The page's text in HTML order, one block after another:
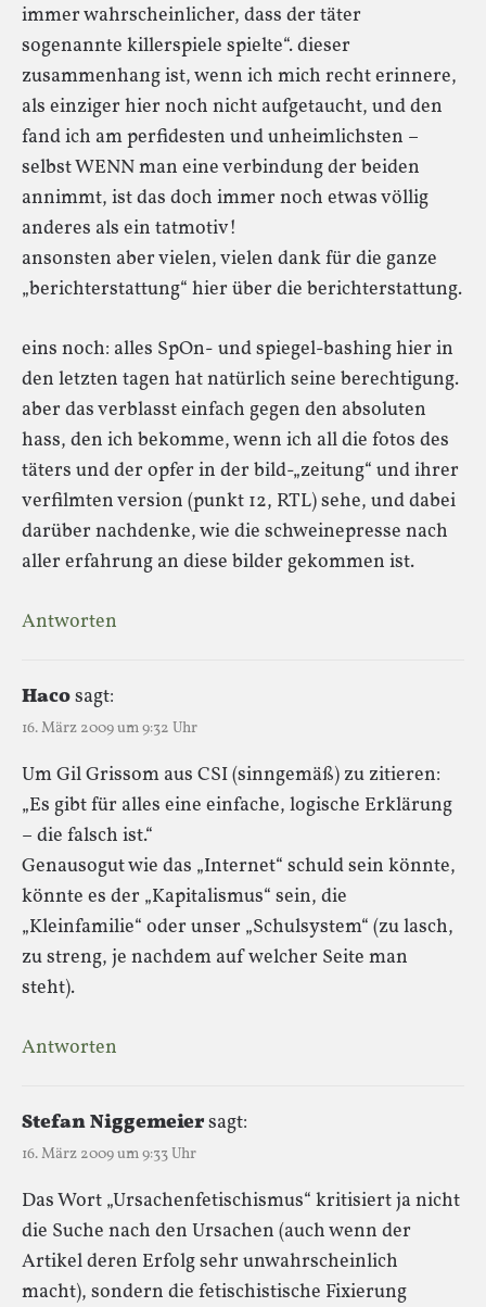
immer wahrscheinlicher, dass der täter
sogenannte killerspiele spielte“. dieser
zusammenhang ist, wenn ich mich recht erinnere,
als einziger hier noch nicht aufgetaucht, und den
fand ich am perfidesten und unheimlichsten –
selbst WENN man eine verbindung der beiden
annimmt, ist das doch immer noch etwas völlig
anderes als ein tatmotiv!
ansonsten aber vielen, vielen dank für die ganze
„berichterstattung“ hier über die berichterstattung.
eins noch: alles SpOn- und spiegel-bashing hier in
den letzten tagen hat natürlich seine berechtigung.
aber das verblasst einfach gegen den absoluten
hass, den ich bekomme, wenn ich all die fotos des
täters und der opfer in der bild-„zeitung“ und ihrer
verfilmten version (punkt 12, RTL) sehe, und dabei
darüber nachdenke, wie die schweinepresse nach
aller erfahrung an diese bilder gekommen ist.
Antworten
Hacosagt:
16. März 2009 um 9:32 Uhr
Um Gil Grissom aus CSI (sinngemäß) zu zitieren:
„Es gibt für alles eine einfache, logische Erklärung
– die falsch ist.“
Genausogut wie das „Internet“ schuld sein könnte,
könnte es der „Kapitalismus“ sein, die
„Kleinfamilie“ oder unser „Schulsystem“ (zu lasch,
zu streng, je nachdem auf welcher Seite man
steht).
Antworten
Stefan Niggemeiersagt:
16. März 2009 um 9:33 Uhr
Das Wort „Ursachenfetischismus“ kritisiert ja nicht
die Suche nach den Ursachen (auch wenn der
Artikel deren Erfolg sehr unwahrscheinlich
macht), sondern die fetischistische Fixierung